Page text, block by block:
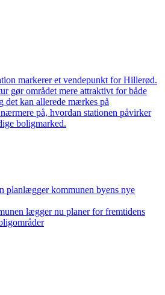
markerer et vendepunkt for Hillerød.
gør området mere attraktivt for både
det kan allerede mærkes på
på, hvordan stationen påvirker
boligmarked.
planlægger kommunen byens nye
lægger nu planer for fremtidens